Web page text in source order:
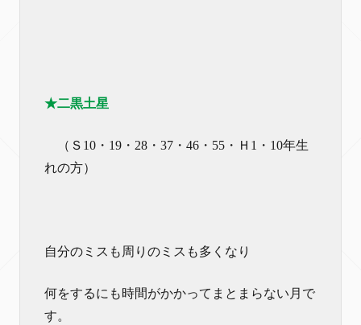
★二黒土星
（Ｓ10・19・28・37・46・55・Ｈ1・10年生
れの方）
自分のミスも周りのミスも多くなり
何をするにも時間がかかってまとまらない月で
す。